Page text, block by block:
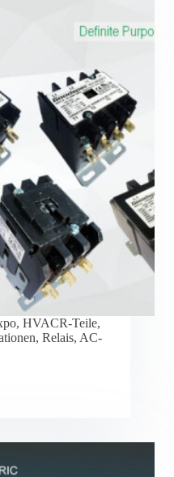
, HVACR-Teile,
, Relais, AC-